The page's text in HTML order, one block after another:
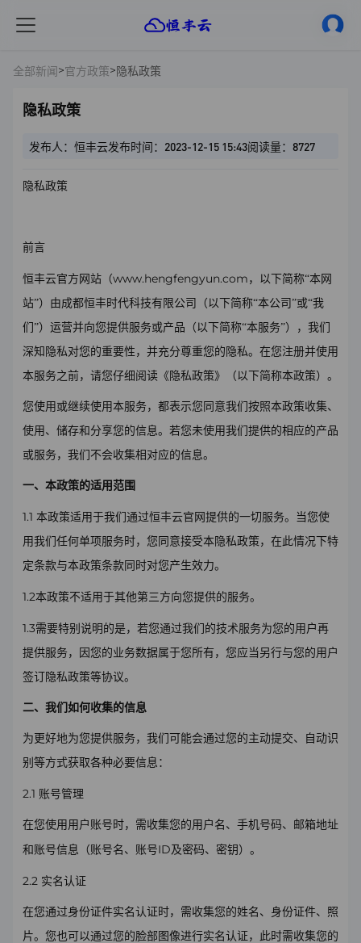
全部新闻>官方政策>隐私政策
隐私政策
发布人：恒丰云发布时间：2023-12-15 15:43阅读量：8727
隐私政策
前言
恒丰云官方网站（www.hengfengyun.com ，以下简称“本网
站”）由成都恒丰时代科技有限公司（以下简称“本公司”或“我
们”）运营并向您提供服务或产品（以下简称“本服务”），我们
深知隐私对您的重要性，并充分尊重您的隐私。在您注册并使用
本服务之前，请您仔细阅读《隐私政策》（以下简称本政策）。
您使用或继续使用本服务，都表示您同意我们按照本政策收集、
使用、储存和分享您的信息。若您未使用我们提供的相应的产品
或服务，我们不会收集相对应的信息。
一、本政策的适用范围
1.1 本政策适用于我们通过恒丰云官网提供的一切服务。当您使
用我们任何单项服务时，您同意接受本隐私政策，在此情况下特
定条款与本政策条款同时对您产生效力。
1.2本政策不适用于其他第三方向您提供的服务。
1.3需要特别说明的是，若您通过我们的技术服务为您的用户再
提供服务，因您的业务数据属于您所有，您应当另行与您的用户
签订隐私政策等协议。
二、我们如何收集的信息
为更好地为您提供服务，我们可能会通过您的主动提交、自动识
别等方式获取各种必要信息：
2.1 账号管理
在您使用用户 账号 时，需收集您的用户名、手机号码、邮箱地址
和 账号信息（账号名、 账号ID及密码、密钥）。
2.2 实名认证
在您通过身份证件实名认证时，需收集您的姓名、身份证件、照
片。您也可以通过您的脸部图像进行实名认证，此时需收集您的